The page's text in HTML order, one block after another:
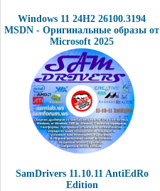
Windows 11 24H2 26100.3194
MSDN - Оригинальные образы от
Microsoft 2025
SamDrivers 11.10.11 AntiEdRo
Edition